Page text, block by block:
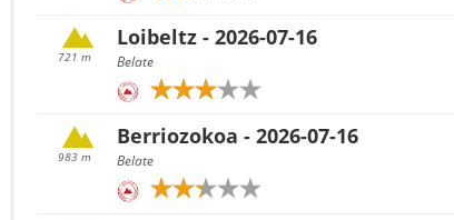
721 m
Loibeltz - 2026-07-16
Belate
983 m
Berriozokoa - 2026-07-16
Belate